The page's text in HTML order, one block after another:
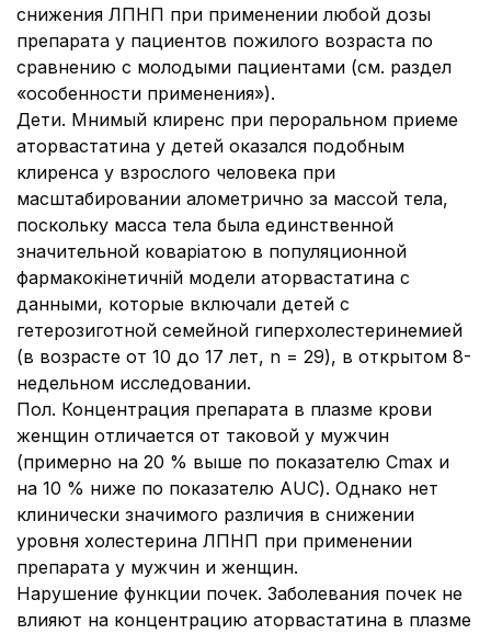
снижения ЛПНП при применении любой дозы
препарата у пациентов пожилого возраста по
сравнению с молодыми пациентами (см. раздел
«особенности применения»).
Дети. Мнимый клиренс при пероральном приеме
аторвастатина у детей оказался подобным
клиренса у взрослого человека при
масштабировании алометрично за массой тела,
поскольку масса тела была единственной
значительной коваріатою в популяционной
фармакокінетичній модели аторвастатина с
данными, которые включали детей с
гетерозиготной семейной гиперхолестеринемией
(в возрасте от 10 до 17 лет, n = 29), в открытом 8-
недельном исследовании.
Пол. Концентрация препарата в плазме крови
женщин отличается от таковой у мужчин
(примерно на 20 % выше по показателю Cmax и
на 10 % ниже по показателю AUC). Однако нет
клинически значимого различия в снижении
уровня холестерина ЛПНП при применении
препарата у мужчин и женщин.
Нарушение функции почек. Заболевания почек не
влияют на концентрацию аторвастатина в плазме